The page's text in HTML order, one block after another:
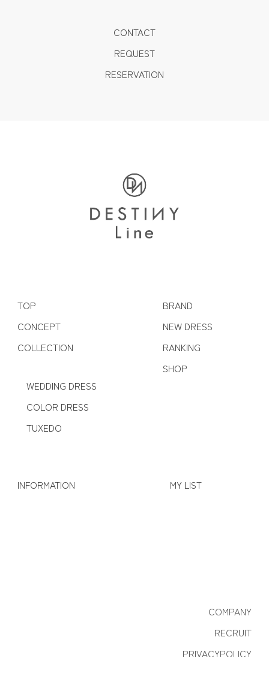
CONTACT
REQUEST
RESERVATION
TOP
CONCEPT
COLLECTION
WEDDING DRESS
COLOR DRESS
TUXEDO
BRAND
NEW DRESS
RANKING
SHOP
INFORMATION MY LIST
COMPANY
RECRUIT
PRIVACYPOLICY